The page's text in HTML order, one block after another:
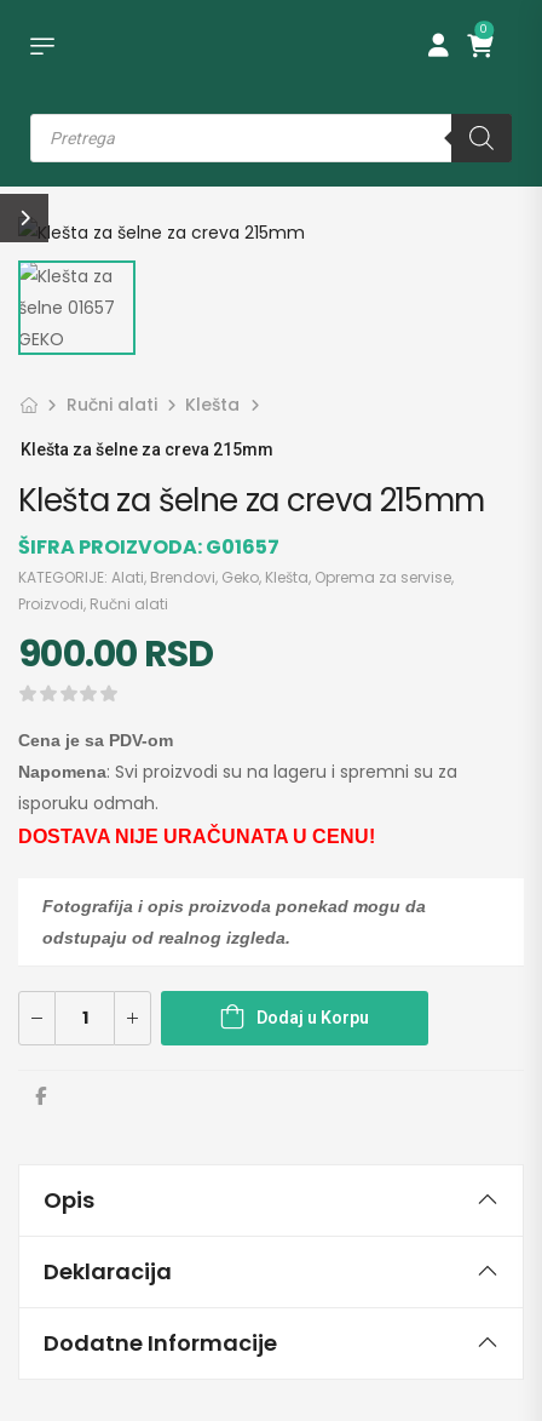
0
Ručni alati Klešta
Klešta za šelne za creva 215mm
Klešta za šelne za creva 215mm
ŠIFRA PROIZVODA:G01657
KATEGORIJE: Alati, Brendovi, Geko, Klešta, Oprema za servise,
Proizvodi, Ručni alati
900.00RSD
Cena je sa PDV-om
Napomena: Svi proizvodi su na lageru i spremni su za
isporuku odmah.
DOSTAVA NIJE URAČUNATA U CENU!
Fotografija i opis proizvoda ponekad mogu da
odstupaju od realnog izgleda.
Dodaj u Korpu
Opis
Deklaracija
Dodatne Informacije